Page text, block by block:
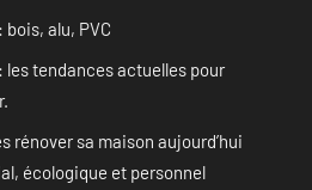
alu, PVC
tendances actuelles pour
rénover sa maison aujourd’hui
écologique et personnel